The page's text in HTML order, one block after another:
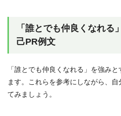
「誰とでも仲良くなれる
己PR例文
「誰とでも仲良くなれる」を強み
ます。これらを参考にしながら、
てみましょう。